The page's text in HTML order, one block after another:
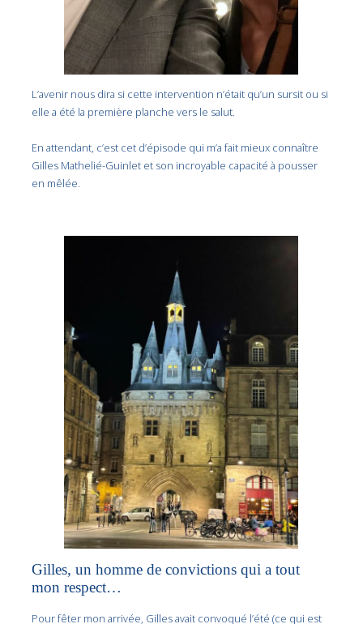
L’avenir nous dira si cette intervention n’était qu’un sursit ou si
elle a été la première planche vers le salut.
En attendant, c’est cet d’épisode qui m’a fait mieux connaître
Gilles Mathelié-Guinlet et son incroyable capacité à pousser
en mêlée.
Gilles, un homme de convictions qui a tout
mon respect…
Pour fêter mon arrivée, Gilles avait convoqué l’été (ce qui est